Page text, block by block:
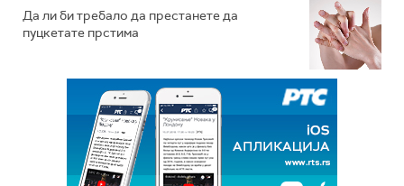
Да ли би требало да престанете да
пуцкетате прстима